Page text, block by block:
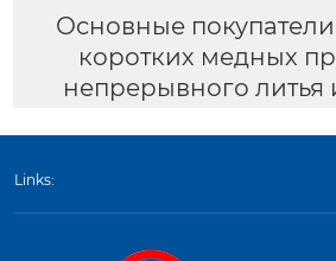
Основные
коротких медных
непрерывного литья
Links: